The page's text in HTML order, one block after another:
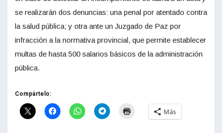
se realizarán dos denuncias: una penal por atentado contra
la salud pública; y otra ante un Juzgado de Paz por
infracción a la normativa provincial, que permite establecer
multas de hasta 500 salarios básicos de la administración
pública.
Compártelo:
Más